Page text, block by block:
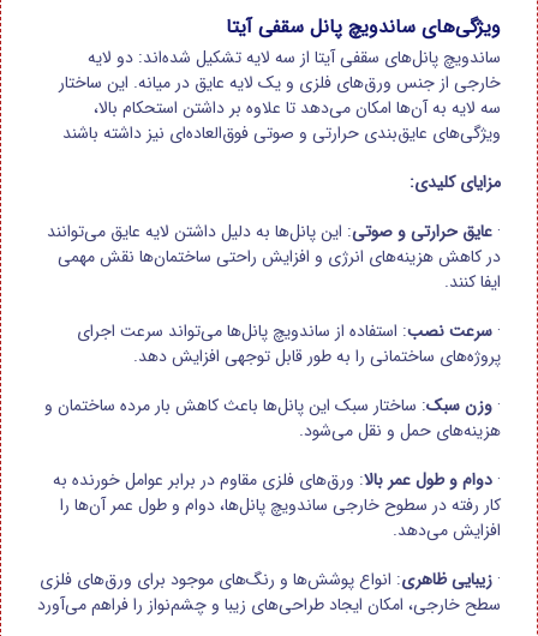
ویژگی‌های ساندویچ پانل سقفی آیتا
ساندویچ پانل‌های سقفی آیتا از سه لایه تشکیل شده‌اند: دو لایه
خارجی از جنس ورق‌های فلزی و یک لایه عایق در میانه. این ساختار
سه لایه به آن‌ها امکان می‌دهد تا علاوه بر داشتن استحکام بالا،
ویژگی‌های عایق‌بندی حرارتی و صوتی فوق‌العاده‌ای نیز داشته باشند
مزایای کلیدی:
· عایق حرارتی و صوتی: این پانل‌ها به دلیل داشتن لایه عایق می‌توانند
در کاهش هزینه‌های انرژی و افزایش راحتی ساختمان‌ها نقش مهمی
ایفا کنند.
· سرعت نصب: استفاده از ساندویچ پانل‌ها می‌تواند سرعت اجرای
پروژه‌های ساختمانی را به طور قابل توجهی افزایش دهد.
· وزن سبک: ساختار سبک این پانل‌ها باعث کاهش بار مرده ساختمان و
هزینه‌های حمل و نقل می‌شود.
· دوام و طول عمر بالا: ورق‌های فلزی مقاوم در برابر عوامل خورنده به
کار رفته در سطوح خارجی ساندویچ پانل‌ها، دوام و طول عمر آن‌ها را
افزایش می‌دهد.
· زیبایی ظاهری: انواع پوشش‌ها و رنگ‌های موجود برای ورق‌های فلزی
سطح خارجی، امکان ایجاد طراحی‌های زیبا و چشم‌نواز را فراهم می‌آورد